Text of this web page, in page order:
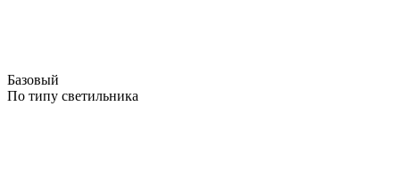
Базовый
По типу светильника